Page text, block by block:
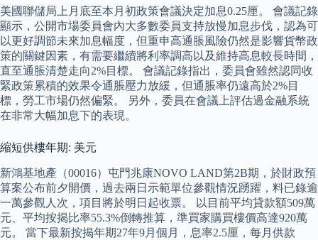
美國聯儲局上月底至本月初政策會議決定加息0.25厘。 會議記錄
顯示，公開市場委員會內大多數委員支持放慢加息步伐，認為可
以更好調節未來加息幅度，但重申高通脹風險仍然是影響貨幣政
策的關鍵因素，有需要繼續將利率調高以及維持高息較長時間，
直至通脹清楚走向2%目標。 會議記錄指出，委員會雖然認同收
緊政策累積的效果令通脹壓力放緩，但通脹率仍遠高於2%目
標，勞工市場仍然偏緊。 另外，委員在會議上評估過金融系統
在非常大幅加息下的表現。
縮短供樓年期: 美元
新鴻基地產（00016）屯門兆康NOVO LAND第2B期，於財政預
算案公布前夕開價，過去兩日示範單位參觀情況踴躍，料已錄逾
一萬參觀人次，項目將於明日起收票。 以目前平均貸款額509萬
元、平均按揭比率55.3%倒轉推算，準買家購買樓價高達920萬
元。 當下最新按揭年期27年9月個月，息率2.5厘，每月供款